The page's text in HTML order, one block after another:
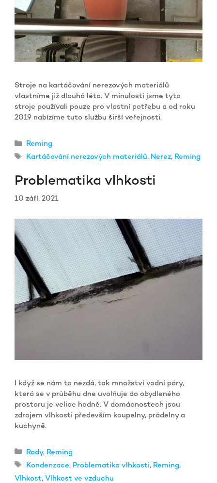
Stroje na kartáčování nerezových materiálů
vlastníme již dlouhá léta. V minulosti jsme tyto
stroje používali pouze pro vlastní potřebu a od roku
2019 nabízíme tuto službu širší veřejnosti.
Rubriky
Reming
Štítky
Kartáčování nerezových materiálů, Nerez, Reming
Problematika vlhkosti
10 září, 2021
I když se nám to nezdá, tak množství vodní páry,
která se v průběhu dne uvolňuje do obydleného
prostoru je velice hodně. V domácnostech jsou
zdrojem vlhkosti především koupelny, prádelny a
kuchyně.
Rubriky
Rady, Reming
Štítky
Kondenzace, Problematika vlhkosti, Reming,
Vlhkost, Vlhkost ve vzduchu